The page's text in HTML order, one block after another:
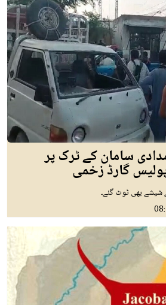
سامان کے ٹرک پر
گارڈ زخمی
شیشے بھی ٹوٹ گئے۔